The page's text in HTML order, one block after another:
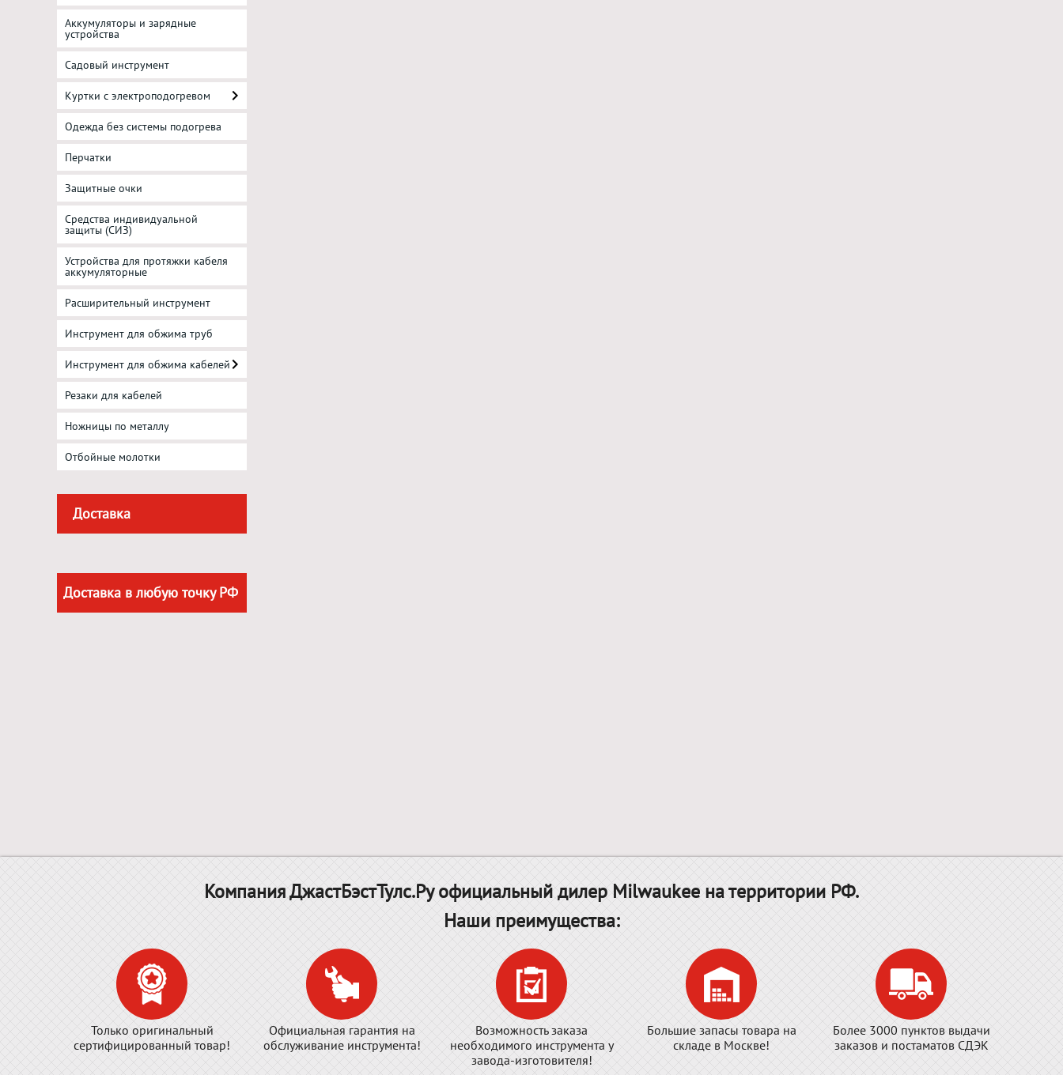
Аккумуляторы и зарядные
устройства
Садовый инструмент
Куртки с электроподогревом
Одежда без системы подогрева
Перчатки
Защитные очки
Средства индивидуальной
защиты (СИЗ)
Устройства для протяжки кабеля
аккумуляторные
Расширительный инструмент
Инструмент для обжима труб
Инструмент для обжима кабелей
Резаки для кабелей
Ножницы по металлу
Отбойные молотки
Доставка
Доставка в любую точку РФ
Компания ДжастБэстТулс.Ру официальный дилер Milwaukee на территории РФ.
Наши преимущества:
Только оригинальный
сертифицированный товар!
Официальная гарантия на
обслуживание инструмента!
Возможность заказа
необходимого инструмента у
завода-изготовителя!
Большие запасы товара на
складе в Москве!
Более 3000 пунктов выдачи
заказов и постаматов СДЭК